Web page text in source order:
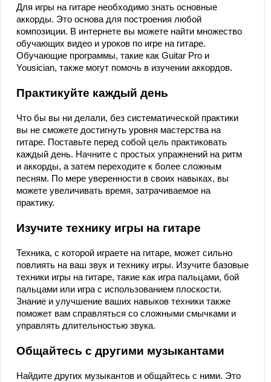
Для игры на гитаре необходимо знать основные
аккорды. Это основа для построения любой
композиции. В интернете вы можете найти множество
обучающих видео и уроков по игре на гитаре.
Обучающие программы, такие как Guitar Pro и
Yousician, также могут помочь в изучении аккордов.
Практикуйте каждый день
Что бы вы ни делали, без систематической практики
вы не сможете достигнуть уровня мастерства на
гитаре. Поставьте перед собой цель практиковать
каждый день. Начните с простых упражнений на ритм
и аккорды, а затем переходите к более сложным
песням. По мере уверенности в своих навыках, вы
можете увеличивать время, затрачиваемое на
практику.
Изучите технику игры на гитаре
Техника, с которой играете на гитаре, может сильно
повлиять на ваш звук и технику игры. Изучите базовые
техники игры на гитаре, такие как игра пальцами, бой
пальцами или игра с использованием плоскости.
Знание и улучшение ваших навыков техники также
поможет вам справляться со сложными смычками и
управлять длительностью звука.
Общайтесь с другими музыкантами
Найдите других музыкантов и общайтесь с ними. Это